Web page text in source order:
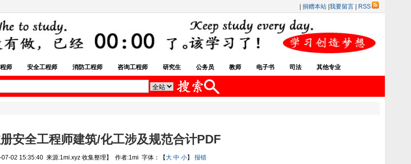
捐赠本站 我要留言 RSS
师 安全工程师 消防工程师 咨询工程师 研究生 公务员 教师 电子书 司法 其他专业
安全工程师建筑/化工涉及规范合计PDF
07-02 15:35:40 来源:1mi.xyz 收集整理】 作者:1mi 字体：【大 中 小】 报错